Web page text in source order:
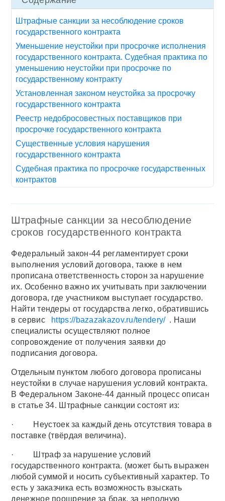
Штрафные санкции за несоблюдение сроков
государственного контракта
Уменьшение неустойки при просрочке исполнения
государственного контракта. Судебная практика по
уменьшению неустойки при просрочке по
государственному контракту
Установленная законом неустойка за просрочку
государственного контракта
Реестр недобросовестных поставщиков при
просрочке государственного контракта
Существенные условия нарушения
государственного контракта
Судебная практика по просрочке государственных
контрактов
Штрафные санкции за несоблюдение
сроков государственного контракта
Федеральный закон-44 регламентирует сроки
выполнения условий договора, также в нем
прописана ответственность сторон за нарушение
их. Особенно важно их учитывать при заключении
договора, где участником выступает государство.
Найти тендеры от государства легко, обратившись
в сервис
https://bazazakazov.ru/tendery/ . Наши
специалисты осуществляют полное
сопровождение от получения заявки до
подписания договора.
Отдельным пунктом любого договора прописаны
неустойки в случае нарушения условий контракта.
В Федеральном Законе-44 данный процесс описан
в статье 34. Штрафные санкции состоят из:
· Неустоек за каждый день отсутствия товара в
поставке (твёрдая величина).
· Штраф за нарушение условий
государственного контракта. (может быть выражен
любой суммой и носить субъективный характер. То
есть у заказчика есть возможность взыскать
денежное поощрение за брак, за неполную